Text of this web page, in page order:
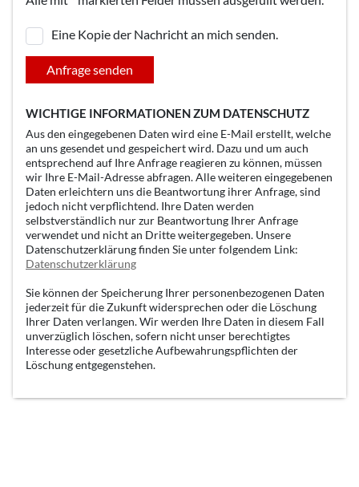
Eine Kopie der Nachricht an mich senden.
Anfrage senden
WICHTIGE INFORMATIONEN ZUM DATENSCHUTZ
Aus den eingegebenen Daten wird eine E-Mail erstellt, welche
an uns gesendet und gespeichert wird. Dazu und um auch
entsprechend auf Ihre Anfrage reagieren zu können, müssen
wir Ihre E-Mail-Adresse abfragen. Alle weiteren eingegebenen
Daten erleichtern uns die Beantwortung ihrer Anfrage, sind
jedoch nicht verpflichtend. Ihre Daten werden
selbstverständlich nur zur Beantwortung Ihrer Anfrage
verwendet und nicht an Dritte weitergegeben. Unsere
Datenschutzerklärung finden Sie unter folgendem Link:
Datenschutzerklärung
Sie können der Speicherung Ihrer personenbezogenen Daten
jederzeit für die Zukunft widersprechen oder die Löschung
Ihrer Daten verlangen. Wir werden Ihre Daten in diesem Fall
unverzüglich löschen, sofern nicht unser berechtigtes
Interesse oder gesetzliche Aufbewahrungspflichten der
Löschung entgegenstehen.